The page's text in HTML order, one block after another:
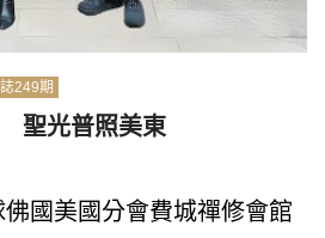
249期
聖光普照美東
國美國分會費城禪修會館